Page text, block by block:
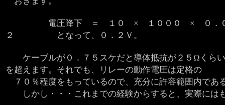
電圧降下 ＝ １０ × １０００ × ０．
２ となって、０．２Ｖ。
ケーブルが０．７５スケだと導体抵抗が２５Ωくらい
を超えます。それでも、リレーの動作電圧は定格の
７０％程度をもっているので、充分に許容範囲内であ
しかし・・・これまでの経験からすると、実際には